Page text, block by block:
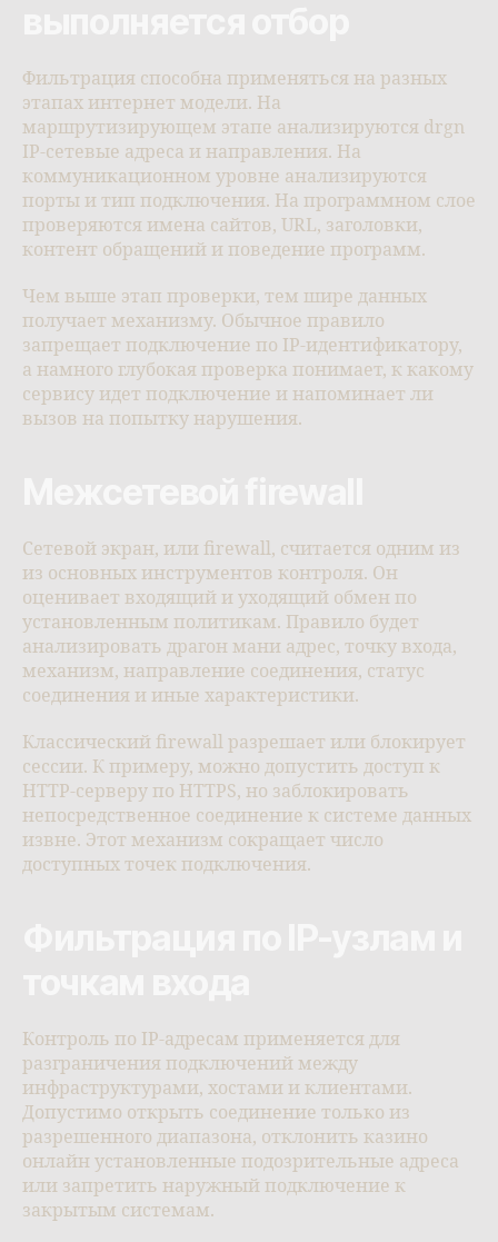
Фильтрация способна применяться на разных
этапах интернет модели. На
маршрутизирующем этапе анализируются drgn
IP-сетевые адреса и направления. На
коммуникационном уровне анализируются
порты и тип подключения. На программном слое
проверяются имена сайтов, URL, заголовки,
контент обращений и поведение программ.
Чем выше этап проверки, тем шире данных
получает механизму. Обычное правило
запрещает подключение по IP-идентификатору,
а намного глубокая проверка понимает, к какому
сервису идет подключение и напоминает ли
вызов на попытку нарушения.
Сетевой экран, или firewall, считается одним из
из основных инструментов контроля. Он
оценивает входящий и уходящий обмен по
установленным политикам. Правило будет
анализировать драгон мани адрес, точку входа,
механизм, направление соединения, статус
соединения и иные характеристики.
Классический firewall разрешает или блокирует
сессии. К примеру, можно допустить доступ к
HTTP-серверу по HTTPS, но заблокировать
непосредственное соединение к системе данных
извне. Этот механизм сокращает число
доступных точек подключения.
Контроль по IP-адресам применяется для
разграничения подключений между
инфраструктурами, хостами и клиентами.
Допустимо открыть соединение только из
разрешенного диапазона, отклонить казино
онлайн установленные подозрительные адреса
или запретить наружный подключение к
закрытым системам.